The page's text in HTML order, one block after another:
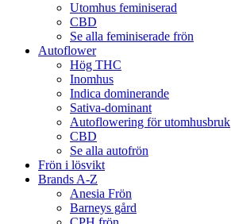
Utomhus feminiserad
CBD
Se alla feminiserade frön
Autoflower
Hög THC
Inomhus
Indica dominerande
Sativa-dominant
Autoflowering för utomhusbruk
CBD
Se alla autofrön
Frön i lösvikt
Brands A-Z
Anesia Frön
Barneys gård